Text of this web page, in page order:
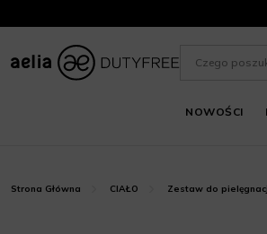
NOWOŚCI
Strona Główna CIAŁO Zestaw do